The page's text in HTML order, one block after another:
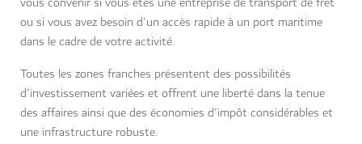
ou si vous avez besoin d'un accès rapide à un port maritime
dans le cadre de votre activité.
Toutes les zones franches présentent des possibilités
d'investissement variées et offrent une liberté dans la tenue
des affaires ainsi que des économies d'impôt considérables et
une infrastructure robuste.